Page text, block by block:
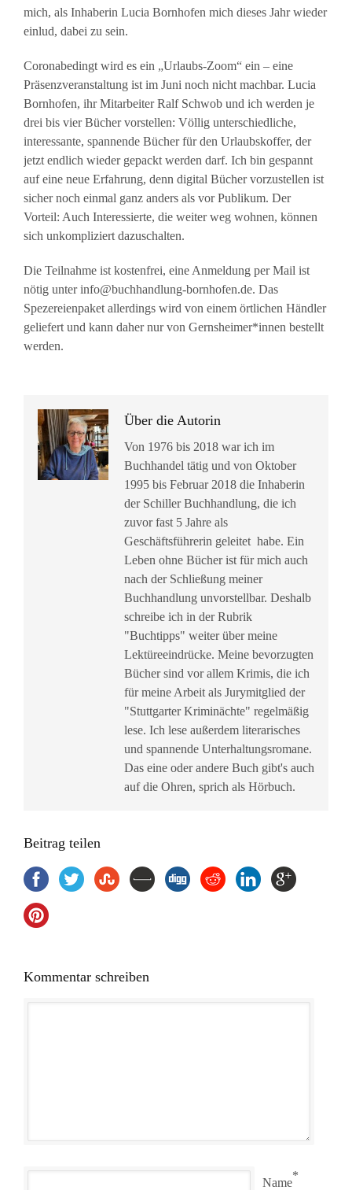
mich, als Inhaberin Lucia Bornhofen mich dieses Jahr wieder
einlud, dabei zu sein.
Coronabedingt wird es ein „Urlaubs-Zoom“ ein – eine
Präsenzveranstaltung ist im Juni noch nicht machbar. Lucia
Bornhofen, ihr Mitarbeiter Ralf Schwob und ich werden je
drei bis vier Bücher vorstellen: Völlig unterschiedliche,
interessante, spannende Bücher für den Urlaubskoffer, der
jetzt endlich wieder gepackt werden darf. Ich bin gespannt
auf eine neue Erfahrung, denn digital Bücher vorzustellen ist
sicher noch einmal ganz anders als vor Publikum. Der
Vorteil: Auch Interessierte, die weiter weg wohnen, können
sich unkompliziert dazuschalten.
Die Teilnahme ist kostenfrei, eine Anmeldung per Mail ist
nötig unter info@buchhandlung-bornhofen.de. Das
Spezereienpaket allerdings wird von einem örtlichen Händler
geliefert und kann daher nur von Gernsheimer*innen bestellt
werden.
Über die Autorin
Von 1976 bis 2018 war ich im
Buchhandel tätig und von Oktober
1995 bis Februar 2018 die Inhaberin
der Schiller Buchhandlung, die ich
zuvor fast 5 Jahre als
Geschäftsführerin geleitet habe. Ein
Leben ohne Bücher ist für mich auch
nach der Schließung meiner
Buchhandlung unvorstellbar. Deshalb
schreibe ich in der Rubrik
"Buchtipps" weiter über meine
Lektüreeindrücke. Meine bevorzugten
Bücher sind vor allem Krimis, die ich
für meine Arbeit als Jurymitglied der
"Stuttgarter Kriminächte" regelmäßig
lese. Ich lese außerdem literarisches
und spannende Unterhaltungsromane.
Das eine oder andere Buch gibt's auch
auf die Ohren, sprich als Hörbuch.
Beitrag teilen
Kommentar schreiben
Name
*